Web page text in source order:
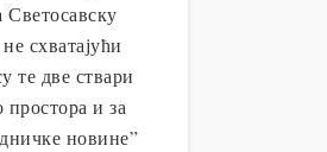
схватајући
те две ствари
и за
новине”